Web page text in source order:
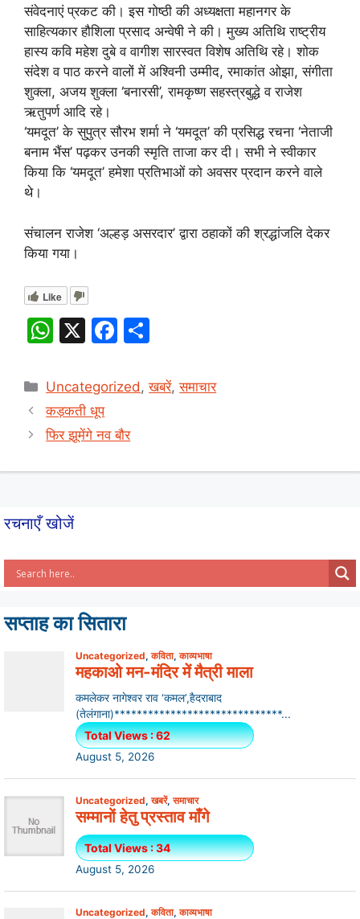
संवेदनाएं प्रकट की। इस गोष्ठी की अध्यक्षता महानगर के
साहित्यकार हौशिला प्रसाद अन्वेषी ने की। मुख्य अतिथि राष्ट्रीय
हास्य कवि महेश दुबे व वागीश सारस्वत विशेष अतिथि रहे। शोक
संदेश व पाठ करने वालों में अश्विनी उम्मीद, रमाकांत ओझा, संगीता
शुक्ला, अजय शुक्ला ‘बनारसी’, रामकृष्ण सहस्त्रबुद्धे व राजेश
ऋतुपर्ण आदि रहे।
‘यमदूत’ के सुपुत्र सौरभ शर्मा ने ‘यमदूत’ की प्रसिद्ध रचना ‘नेताजी
बनाम भैंस’ पढ़कर उनकी स्मृति ताजा कर दी। सभी ने स्वीकार
किया कि ‘यमदूत’ हमेशा प्रतिभाओं को अवसर प्रदान करने वाले
थे।
संचालन राजेश ‘अल्हड़ असरदार’ द्वारा ठहाकों की श्रद्धांजलि देकर
किया गया।
Like
W
at
s
A
X
F
c
b
ar
Categories
Uncategorized,खबरें,समाचार
कड़कती धूप
फिर झूमेंगे नव बौर
रचनाएँ खोजें
सप्ताह का सितारा